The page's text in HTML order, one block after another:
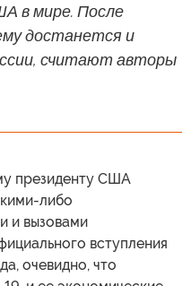
в мире. После
достанется и
считают авторы
президенту США
либо
и вызовами
вступления
очевидно, что